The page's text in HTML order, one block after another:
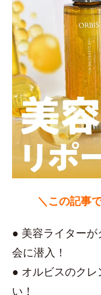
＼この記事
● 美容ライター
会に潜入！
● オルビスのク
い！